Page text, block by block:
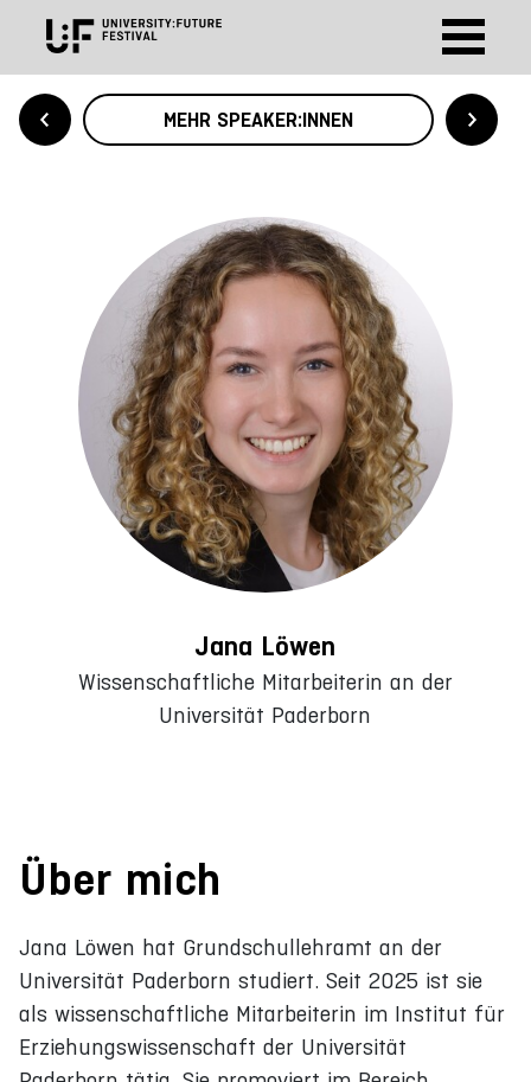
MEHR SPEAKER:INNEN
Jana Löwen
Wissenschaftliche Mitarbeiterin an der
Universität Paderborn
Über mich
Jana Löwen hat Grundschullehramt an der
Universität Paderborn studiert. Seit 2025 ist sie
als wissenschaftliche Mitarbeiterin im Institut für
Erziehungswissenschaft der Universität